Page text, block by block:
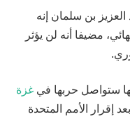
بن سلمان إنه
الاتفاق النهائي، مضيفا أنه لن يؤثر
ستواصل حربها في غزة
إقرار الأمم المتحدة